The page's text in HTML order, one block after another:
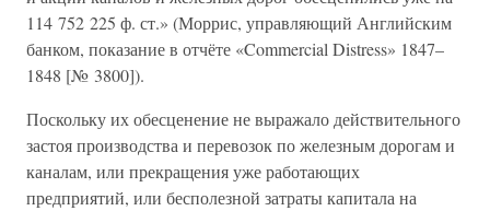
114 752 225 ф. ст.» (Моррис, управляющий Английским
банком, показание в отчёте «Commercial Distress» 1847–
1848 [№ 3800]).
Поскольку их обесценение не выражало действительного
застоя производства и перевозок по железным дорогам и
каналам, или прекращения уже работающих
предприятий, или бесполезной затраты капитала на